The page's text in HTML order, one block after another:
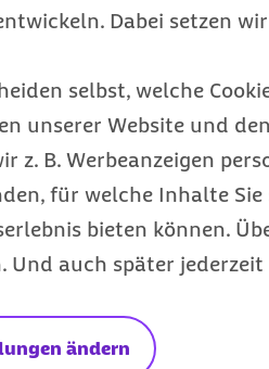
Dabei setzen
selbst, welche
unserer Website und
z. B. Werbeanzeigen
für welche Inhalte
bieten können.
Und auch später
ändern
Ab Januar 2021 muss
werden. Sie ist
im Gesundheitswesen.
Situation:
sie entstehen - im
ePAmöglich, sämtliche
vom Entstehungsort
Jahren nach und nach
Medikationsplan
in die Daten